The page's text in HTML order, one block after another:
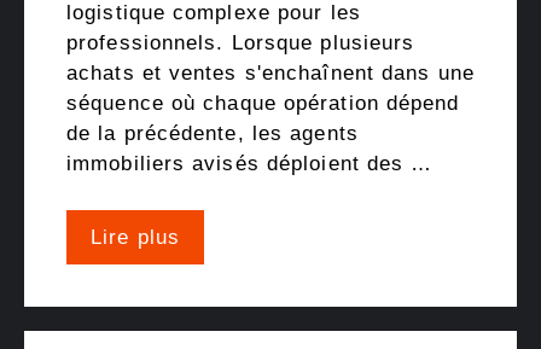
logistique complexe pour les
professionnels. Lorsque plusieurs
achats et ventes s'enchaînent dans une
séquence où chaque opération dépend
de la précédente, les agents
immobiliers avisés déploient des …
Lire plus